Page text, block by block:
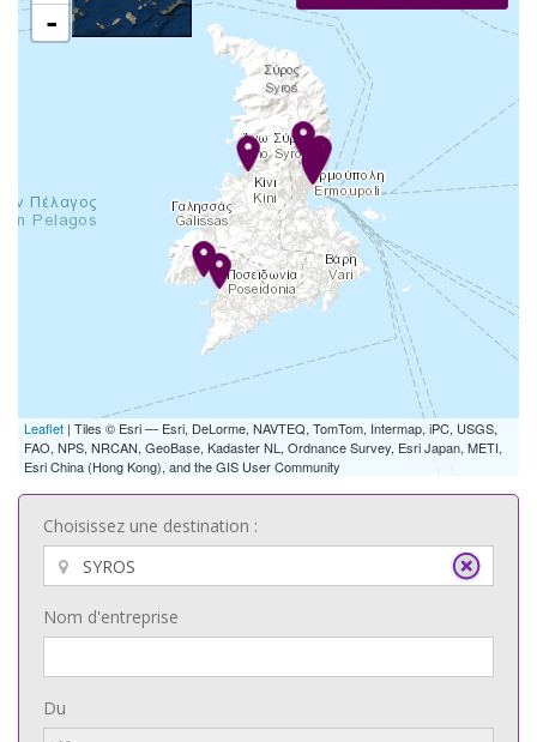
-
Leaflet | Tiles © Esri — Esri, DeLorme, NAVTEQ, TomTom, Intermap, iPC, USGS,
FAO, NPS, NRCAN, GeoBase, Kadaster NL, Ordnance Survey, Esri Japan, METI,
Esri China (Hong Kong), and the GIS User Community
Choisissez une destination :
Nom d'entreprise
Du